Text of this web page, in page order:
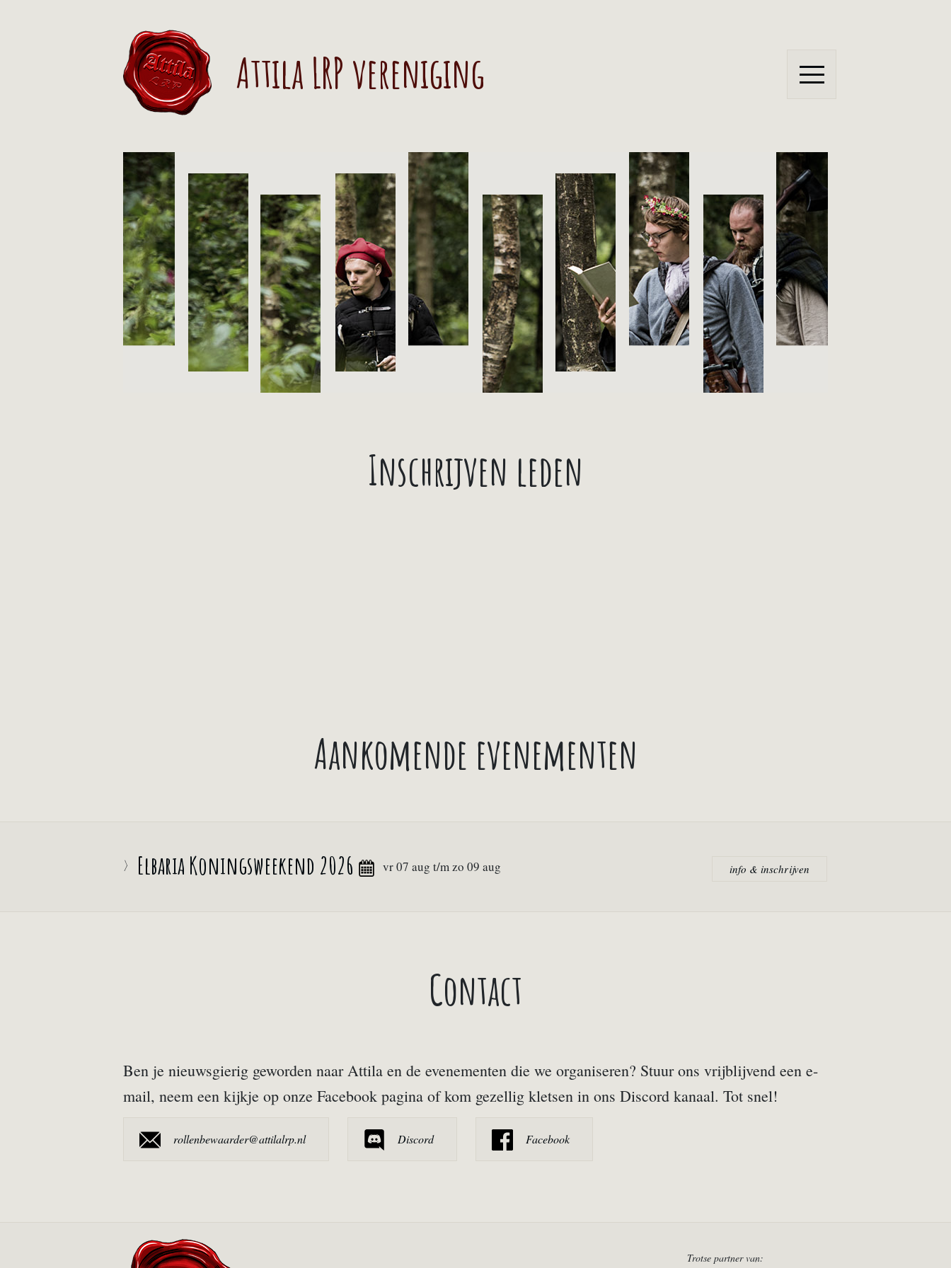
Attila LRP vereniging
Inschrijven leden
Aankomende evenementen
Elbaria Koningsweekend 2026 vr 07 aug t/m zo 09 aug info & inschrijven
Contact
Ben je nieuwsgierig geworden naar Attila en de evenementen die we organiseren? Stuur ons vrijblijvend een e-
mail, neem een kijkje op onze Facebook pagina of kom gezellig kletsen in ons Discord kanaal. Tot snel!
rollenbewaarder@attilalrp.nl Discord Facebook
Trotse partner van: